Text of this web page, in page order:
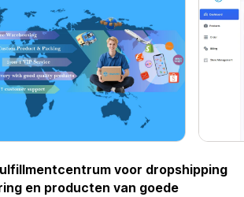
voor dropshipping
en producten van goede